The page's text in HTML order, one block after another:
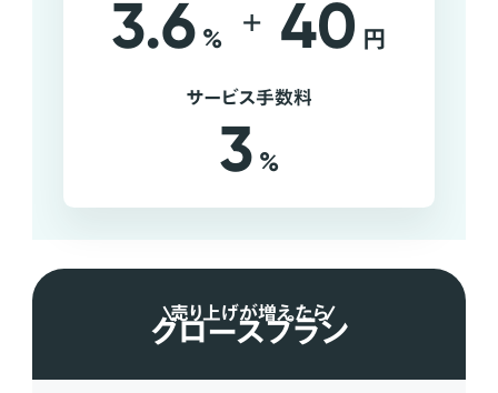
3.6 % + 40 円
サービス手数料
3 %
売り上げが増えたら
グロースプラン